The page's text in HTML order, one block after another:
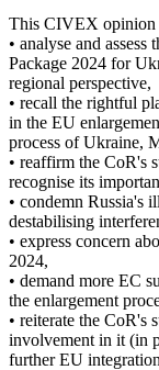
This CIVEX opinion
• analyse and
Package 2024 for
regional perspective,
• recall the rightful
in the EU
process of Ukraine,
• reaffirm the CoR's
recognise its
• condemn Russia's
destabilising
• express concern
2024,
• demand more EC
the enlargement
• reiterate the CoR's
involvement in it (in
further EU